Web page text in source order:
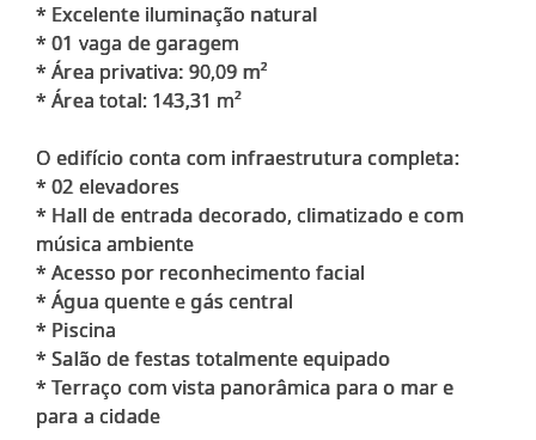
* Excelente iluminação natural
* 01 vaga de garagem
* Área privativa: 90,09 m²
* Área total: 143,31 m²
O edifício conta com infraestrutura completa:
* 02 elevadores
* Hall de entrada decorado, climatizado e com
música ambiente
* Acesso por reconhecimento facial
* Água quente e gás central
* Piscina
* Salão de festas totalmente equipado
* Terraço com vista panorâmica para o mar e
para a cidade